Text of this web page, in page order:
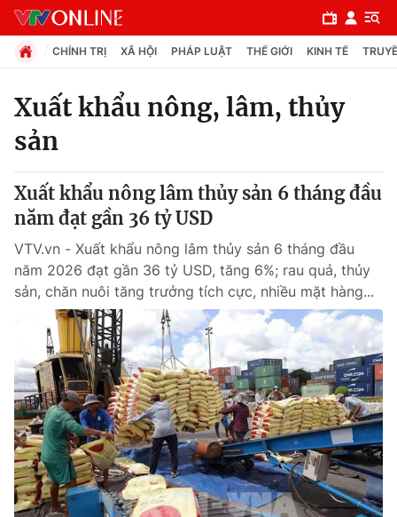
Chuyên mục
Chính trị
Xã hội
Pháp luật
Thế giới
Tin tức
Thế giới đó đây
Câu chuyện quốc tế
Kinh tế
Tài chính
Thị trường
Dữ liệu và đời sống
CHÍNH TRỊ XÃ HỘI PHÁP LUẬT THẾ GIỚI KINH TẾ
Xuất khẩu nông, lâm, thủy
sản
Xuất khẩu nông lâm thủy sản 6 tháng đầu
năm đạt gần 36 tỷ USD
VTV.vn - Xuất khẩu nông lâm thủy sản 6 tháng đầu
năm 2026 đạt gần 36 tỷ USD, tăng 6%; rau quả, thủy
sản, chăn nuôi tăng trưởng tích cực, nhiều mặt hàng...